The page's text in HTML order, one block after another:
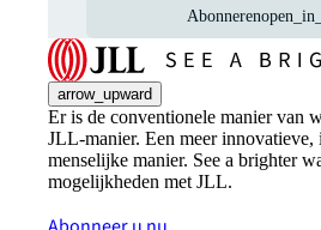
Abonneren
arrow_upward
Er is de conventionele manier van
JLL-manier. Een meer innovatieve,
menselijke manier. See a brighter
mogelijkheden met JLL.